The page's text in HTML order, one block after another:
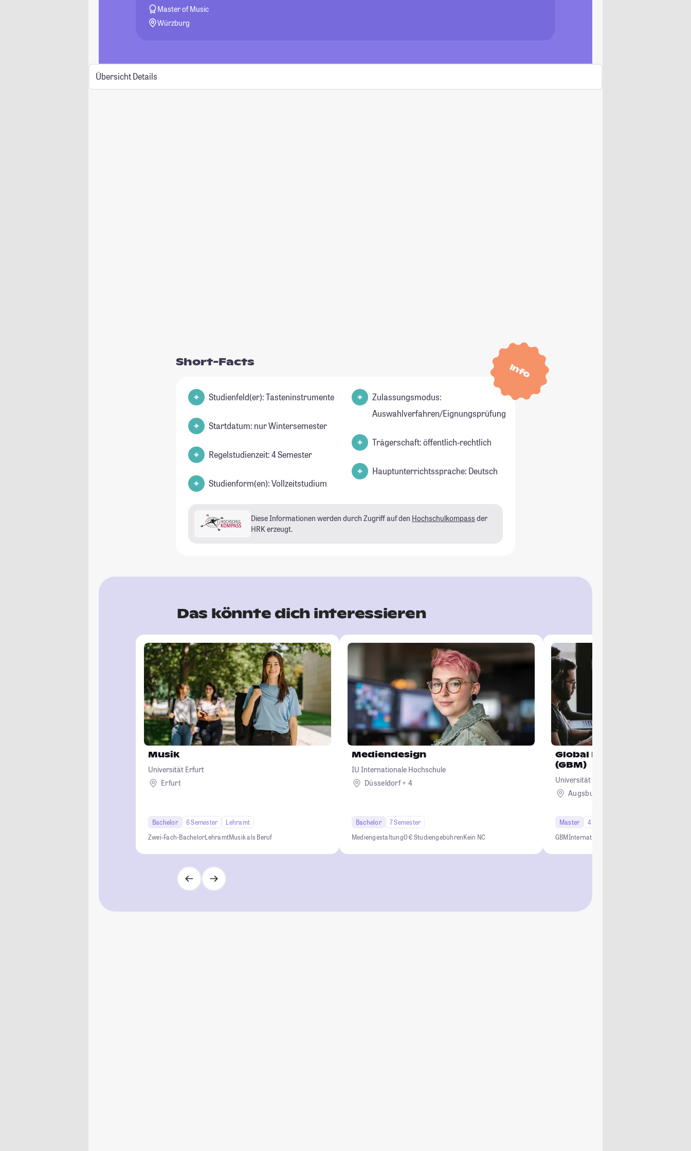
Master of Music
Würzburg
Übersicht Details
Info
Short-Facts
Studienfeld(er): Tasteninstrumente
Startdatum: nur Wintersemester
Regelstudienzeit: 4 Semester
Studienform(en): Vollzeitstudium
Zulassungsmodus:
Auswahlverfahren/Eignungsprüfung
Trägerschaft: öffentlich-rechtlich
Hauptunterrichtssprache: Deutsch
Diese Informationen werden durch Zugriff auf den Hochschulkompass der
HRK erzeugt.
Das könnte dich interessieren
Musik
Universität Erfurt
Erfurt
Bachelor 6 Semester
Lehramt
Zwei-Fach-BachelorLehramtMusik als Beruf
Mediendesign
IU Internationale Hochschule
Düsseldorf + 4
Bachelor
7 Semester
Mediengestaltung0 € StudiengebührenKein NC
Global Business
(GBM)
Universität Augsburg
Augsburg
Master 4 Semester
GBMInternationale BWL